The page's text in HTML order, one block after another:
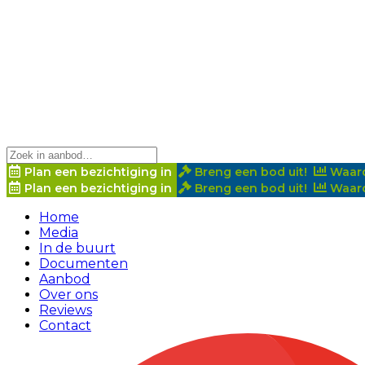
Plan een bezichtiging in Breng een bod uit!
Plan een bezichtiging in
Breng een bod uit!
Home
Media
In de buurt
Documenten
Aanbod
Over ons
Reviews
Contact